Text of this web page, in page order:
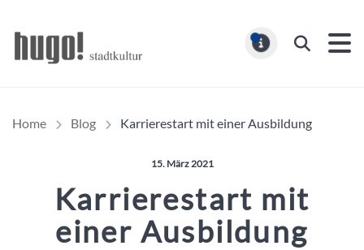
Suchen
Home Blog Karrierestart mit einer Ausbildung
Veröffentlicht am:
15. März 2021
Karrierestart mit
einer Ausbildung